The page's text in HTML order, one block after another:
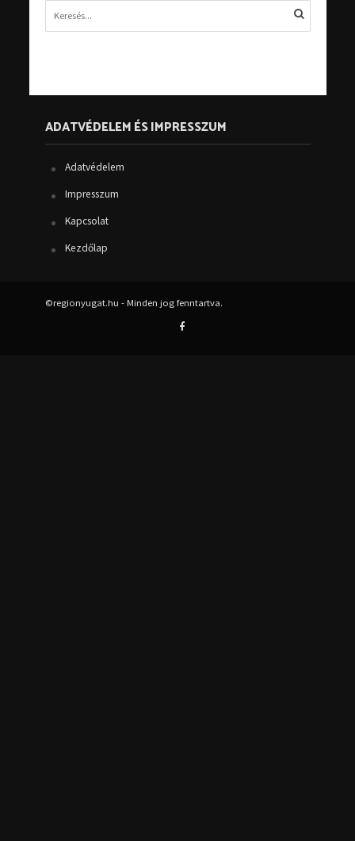
ADATVÉDELEM ÉS IMPRESSZUM
Adatvédelem
Impresszum
Kapcsolat
Kezdőlap
©regionyugat.hu - Minden jog fenntartva.